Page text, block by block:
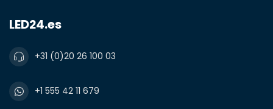
LED24.es
+31 (0)20 26 100 03
+1 555 42 11 679